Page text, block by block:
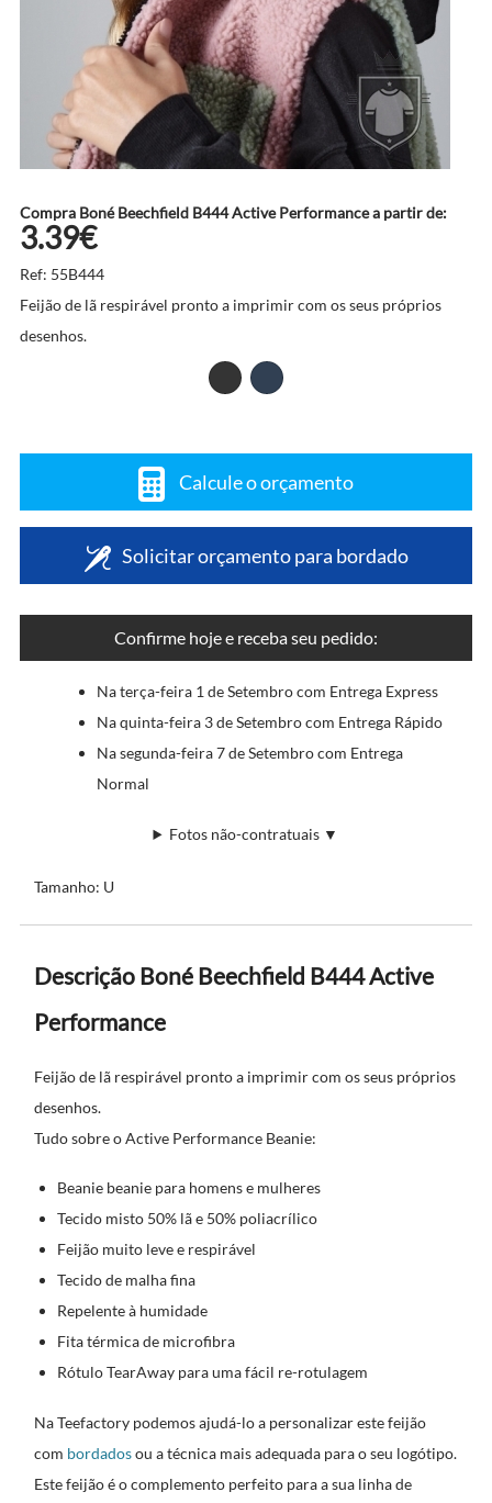
Compra Boné Beechfield B444 Active Performance a partir de:
3.39€
Ref: 55B444
Feijão de lã respirável pronto a imprimir com os seus próprios
desenhos.
Calcule o orçamento
Solicitar orçamento para bordado
Confirme hoje e receba seu pedido:
Na terça-feira 1 de Setembro com Entrega Express
Na quinta-feira 3 de Setembro com Entrega Rápido
Na segunda-feira 7 de Setembro com Entrega
Normal
Fotos não-contratuais ▼
Tamanho: U
Descrição Boné Beechfield B444 Active
Performance
Feijão de lã respirável pronto a imprimir com os seus próprios
desenhos.
Tudo sobre o Active Performance Beanie:
Beanie beanie para homens e mulheres
Tecido misto 50% lã e 50% poliacrílico
Feijão muito leve e respirável
Tecido de malha fina
Repelente à humidade
Fita térmica de microfibra
Rótulo TearAway para uma fácil re-rotulagem
Na Teefactory podemos ajudá-lo a personalizar este feijão
com bordadosou a técnica mais adequada para o seu logótipo.
Este feijão é o complemento perfeito para a sua linha de